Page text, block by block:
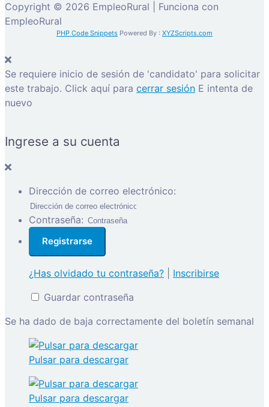
Copyright © 2026 EmpleoRural | Funciona con
EmpleoRural
PHP Code Snippets Powered By : XYZScripts.com
Se requiere inicio de sesión de 'candidato' para solicitar
este trabajo. Click aquí para cerrar sesión E intenta de
nuevo
Ingrese a su cuenta
Dirección de correo electrónico:
Contraseña:
¿Has olvidado tu contraseña?
Inscribirse
Guardar contraseña
Se ha dado de baja correctamente del boletín semanal
Pulsar para descargar
Pulsar para descargar